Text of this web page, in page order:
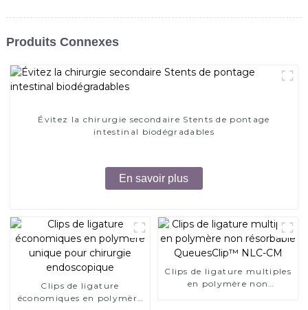
Produits Connexes
Évitez la chirurgie secondaire Stents de pontage
intestinal biodégradables
En savoir plus
Clips de ligature
économiques en polymère
Clips de ligature multiples
en polymère non